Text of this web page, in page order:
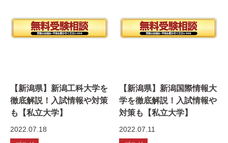
【新潟県】新潟工科大学を
徹底解説！入試情報や対策
も【私立大学】
2022.07.18
【新潟県】新潟国際情報大
学を徹底解説！入試情報や
対策も【私立大学】
2022.07.11